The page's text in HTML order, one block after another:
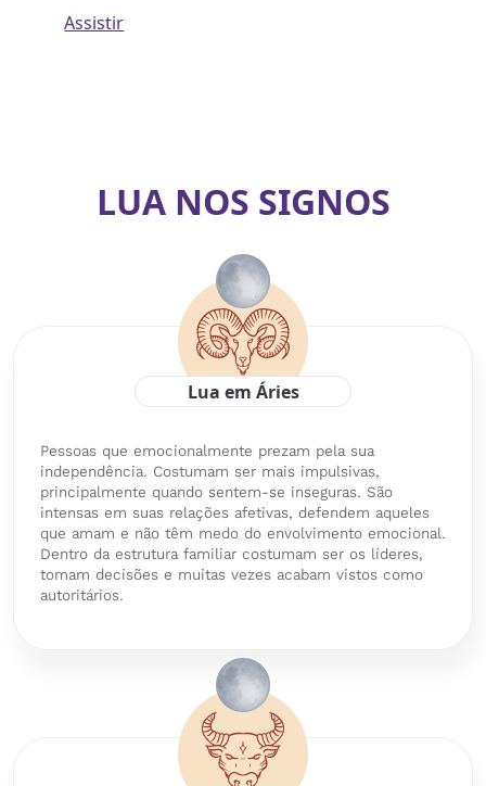
Assistir
LUA NOS SIGNOS
Lua em Áries
Pessoas que emocionalmente prezam pela sua
independência. Costumam ser mais impulsivas,
principalmente quando sentem-se inseguras. São
intensas em suas relações afetivas, defendem aqueles
que amam e não têm medo do envolvimento emocional.
Dentro da estrutura familiar costumam ser os líderes,
tomam decisões e muitas vezes acabam vistos como
autoritários.